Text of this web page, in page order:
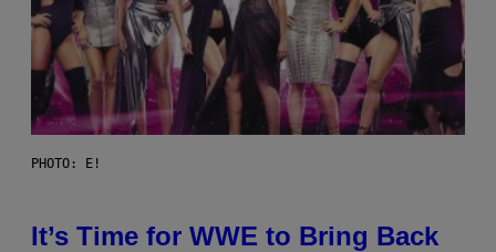
PHOTO: E!
It’s Time for WWE to Bring Back